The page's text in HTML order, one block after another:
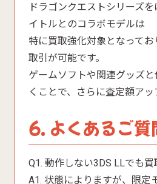
ドラゴンクエストシリーズ
イトルとのコラボモデルは
特に買取強化対象となって
取引が可能です。
ゲームソフトや関連グッズ
くことで、さらに査定額アッ
6. よくあるご質
Q1. 動作しない3DS LLでも買
A1. 状態によりますが、限定